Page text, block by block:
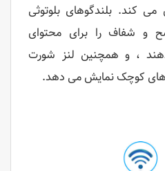
می کند. بلندگوهای بلوتوثی
و شفاف را برای محتوای
، و همچنین لنز شورت
کوچک نمایش می دهد.